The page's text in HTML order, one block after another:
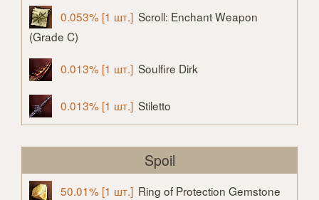
0.053% [1 шт.] Scroll: Enchant Weapon
(Grade C)
0.013% [1 шт.] Soulfire Dirk
0.013% [1 шт.] Stiletto
Spoil
50.01% [1 шт.] Ring of Protection Gemstone